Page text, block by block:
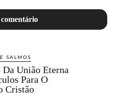
SALMOS
Da União Eterna
Para O
Cristão